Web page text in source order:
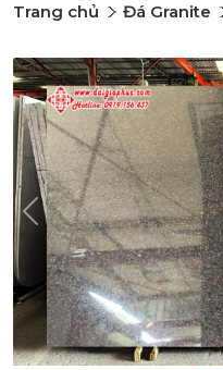
Trang chủ Đá Granite
Previous